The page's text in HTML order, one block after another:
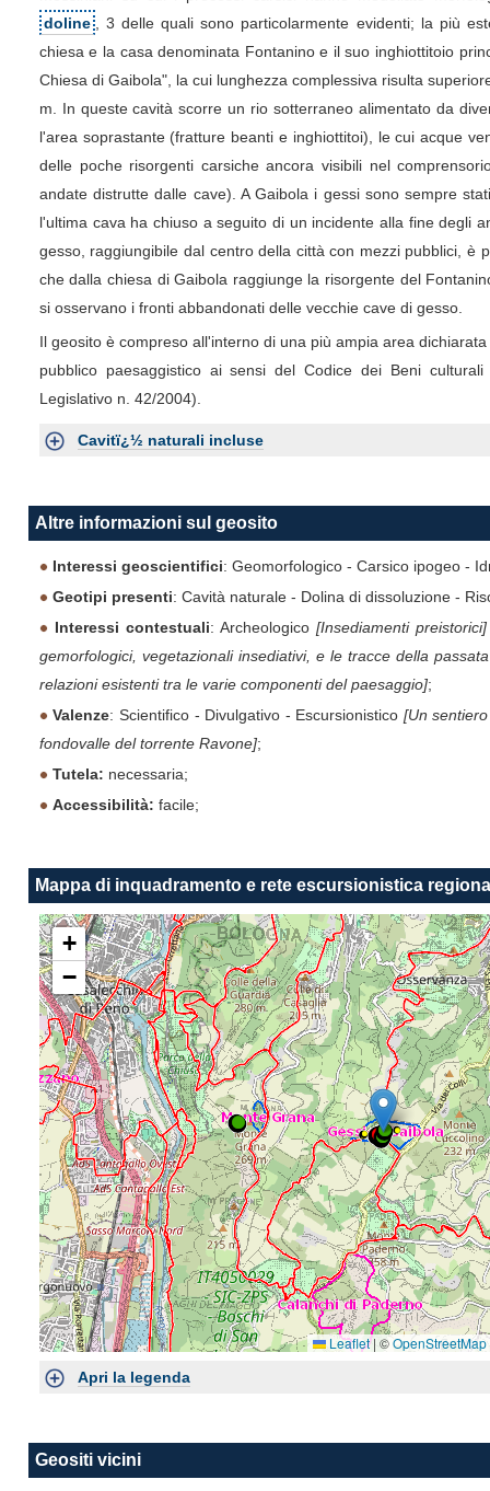
doline , 3 delle quali sono particolarmente evidenti; la più
chiesa e la casa denominata Fontanino e il suo inghiottitoio
Chiesa di Gaibola", la cui lunghezza complessiva risulta
m. In queste cavità scorre un rio sotterraneo alimentato da
l'area soprastante (fratture beanti e inghiottitoi), le cui acque
delle poche risorgenti carsiche ancora visibili nel
andate distrutte dalle cave). A Gaibola i gessi sono sempre
l'ultima cava ha chiuso a seguito di un incidente alla fine degli
gesso, raggiungibile dal centro della città con mezzi pubblici, è
che dalla chiesa di Gaibola raggiunge la risorgente del
si osservano i fronti abbandonati delle vecchie cave di gesso.
Il geosito è compreso all'interno di una più ampia area
pubblico paesaggistico ai sensi del Codice dei Beni
Legislativo n. 42/2004).
Cavitï¿½ naturali incluse
Altre informazioni sul geosito
Interessi geoscientifici: Geomorfologico - Carsico ipogeo -
Geotipi presenti: Cavità naturale - Dolina di dissoluzione -
Interessi contestuali: Archeologico [Insediamenti preistorici]
gemorfologici, vegetazionali insediativi, e le tracce della
relazioni esistenti tra le varie componenti del paesaggio];
Valenze: Scientifico - Divulgativo - Escursionistico [Un
fondovalle del torrente Ravone];
Tutela: necessaria;
Accessibilità: facile;
Mappa di inquadramento e rete escursionistica
+
−
Leaflet| ©OpenStreetMap
Doppio click per avvicinare la mappa, click + sposta per muoverla
Apri la legenda
Geositi vicini